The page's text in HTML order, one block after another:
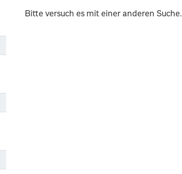
Bitte versuch es mit einer anderen Suche.